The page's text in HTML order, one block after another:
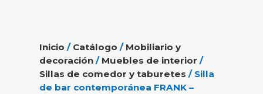
Inicio / Catálogo / Mobiliario y
decoración / Muebles de interior /
Sillas de comedor y taburetes / Silla
de bar contemporánea FRANK –